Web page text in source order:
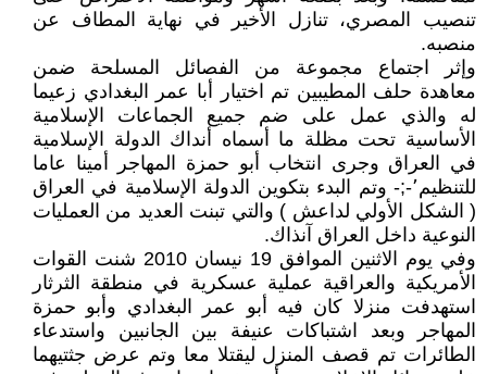
تنصيب المصري، تنازل الأخير في نهاية المطاف عن
منصبه.
وإثر اجتماع مجموعة من الفصائل المسلحة ضمن
معاهدة حلف المطيبين تم اختيار أبا عمر البغدادي زعيما
له والذي عمل على ضم جميع الجماعات الإسلامية
الأساسية تحت مظلة ما أسماه أنداك الدولة الإسلامية
في العراق وجرى انتخاب أبو حمزة المهاجر أمينا عاما
للتنظيم٬-;- وتم البدء بتكوين الدولة الإسلامية في العراق
( الشكل الأولي لداعش ) والتي تبنت العديد من العمليات
النوعية داخل العراق آنذاك.
وفي يوم الاثنين الموافق 19 نيسان 2010 شنت القوات
الأمريكية والعراقية عملية عسكرية في منطقة الثرثار
استهدفت منزلا كان فيه أبو عمر البغدادي وأبو حمزة
المهاجر وبعد اشتباكات عنيفة بين الجانبين واستدعاء
الطائرات تم قصف المنزل ليقتلا معا وتم عرض جثتيهما